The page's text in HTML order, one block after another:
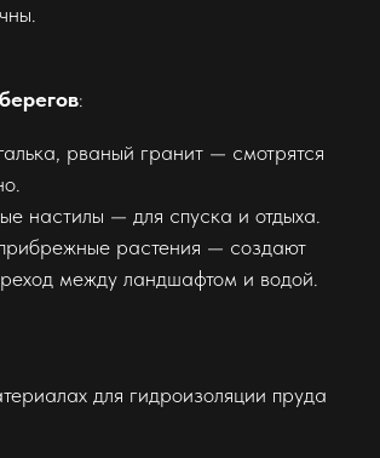
:
рваный гранит — смотрятся
настилы — для спуска и отдыха.
растения — создают
между ландшафтом и водой.
для гидроизоляции пруда